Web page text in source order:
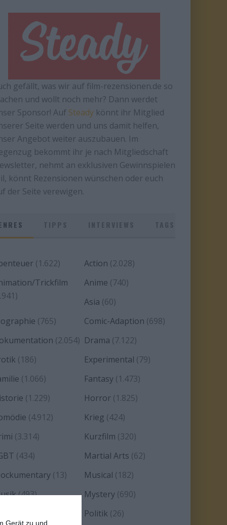
Gerät zu und
gefällt, was wir auf film-rezensionen.de so
und wollt noch mehr? Dann werdet
Sponsor! Auf Steady könnt ihr Mitglied
Seite werden und uns damit helfen,
Angebot weiter auszubauen. Im
bekommt ihr je nach Mitgliedschaft
nehmt an exklusiven Gewinnspielen
könnt Rezensionen wünschen oder euch
der Seite verewigen.
(1.622) Action (2.028)
Trickfilm
Anime (740)
Asia (60)
(765) Comic-Adaption (698)
(2.054) Drama (7.122)
(186) Experimental (79)
(1.066) Fantasy (1.473)
(1.229) Horror (1.825)
(4.912) Krieg (424)
(3.314) Kurzfilm (320)
(434) Martial Arts (62)
(13) Musical (182)
(493) Mystery (690)
Politik (26)